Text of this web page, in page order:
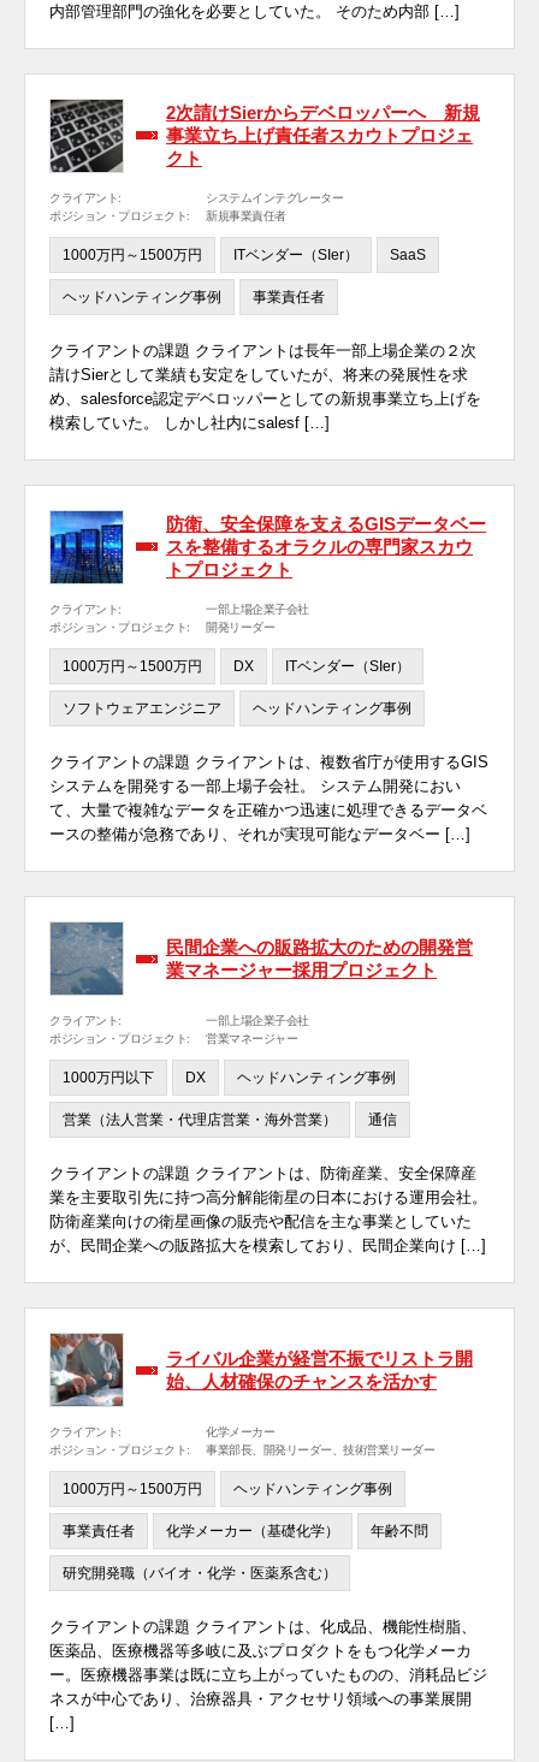
内部管理部門の強化を必要としていた。 そのため内部 […]
2次請けSierからデベロッパーへ 新規
事業立ち上げ責任者スカウトプロジェ
クト
クライアント:
システムインテグレーター
ポジション・プロジェクト:
新規事業責任者
1000万円～1500万円 ITベンダー（SIer） SaaS
ヘッドハンティング事例 事業責任者
クライアントの課題 クライアントは長年一部上場企業の２次
請けSierとして業績も安定をしていたが、将来の発展性を求
め、salesforce認定デベロッパーとしての新規事業立ち上げを
模索していた。 しかし社内にsalesf […]
防衛、安全保障を支えるGISデータベー
スを整備するオラクルの専門家スカウ
トプロジェクト
クライアント:
一部上場企業子会社
ポジション・プロジェクト:
開発リーダー
1000万円～1500万円 DX ITベンダー（SIer）
ソフトウェアエンジニア ヘッドハンティング事例
クライアントの課題 クライアントは、複数省庁が使用するGIS
システムを開発する一部上場子会社。 システム開発におい
て、大量で複雑なデータを正確かつ迅速に処理できるデータベ
ースの整備が急務であり、それが実現可能なデータベー […]
民間企業への販路拡大のための開発営
業マネージャー採用プロジェクト
クライアント:
一部上場企業子会社
ポジション・プロジェクト:
営業マネージャー
1000万円以下 DX ヘッドハンティング事例
営業（法人営業・代理店営業・海外営業） 通信
クライアントの課題 クライアントは、防衛産業、安全保障産
業を主要取引先に持つ高分解能衛星の日本における運用会社。
防衛産業向けの衛星画像の販売や配信を主な事業としていた
が、民間企業への販路拡大を模索しており、民間企業向け […]
ライバル企業が経営不振でリストラ開
始、人材確保のチャンスを活かす
クライアント:
化学メーカー
ポジション・プロジェクト:
事業部長、開発リーダー、技術営業リーダー
1000万円～1500万円 ヘッドハンティング事例
事業責任者 化学メーカー（基礎化学） 年齢不問
研究開発職（バイオ・化学・医薬系含む）
クライアントの課題 クライアントは、化成品、機能性樹脂、
医薬品、医療機器等多岐に及ぶプロダクトをもつ化学メーカ
ー。医療機器事業は既に立ち上がっていたものの、消耗品ビジ
ネスが中心であり、治療器具・アクセサリ領域への事業展開
[…]